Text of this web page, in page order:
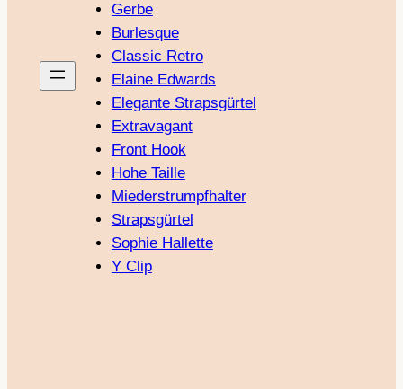
Gerbe
Burlesque
Classic Retro
Elaine Edwards
Elegante Strapsgürtel
Extravagant
Front Hook
Hohe Taille
Miederstrumpfhalter
Strapsgürtel
Sophie Hallette
Y Clip